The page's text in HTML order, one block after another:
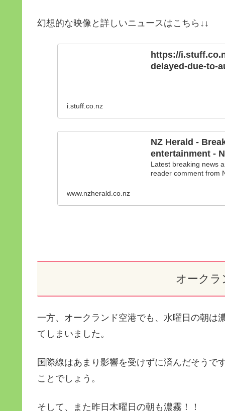
幻想的な映像と詳しいニュースはこちら↓↓
https://
delayed-due-to-
i.stuff.co.nz
NZ Herald -
entertainment -
Latest breaking news
reader comment from
www.nzherald.co.nz
オークラ
一方、オークランド空港でも、水曜日の朝は
てしまいました。
国際線はあまり影響を受けずに済んだそうで
ことでしょう。
そして、また昨日木曜日の朝も濃霧！！